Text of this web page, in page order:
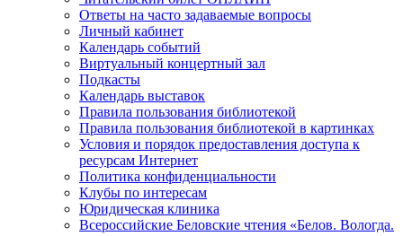
Ответы на часто задаваемые вопросы
Личный кабинет
Календарь событий
Виртуальный концертный зал
Подкасты
Календарь выставок
Правила пользования библиотекой
Правила пользования библиотекой в картинках
Условия и порядок предоставления доступа к
ресурсам Интернет
Политика конфиденциальности
Клубы по интересам
Юридическая клиника
Всероссийские Беловские чтения «Белов. Вологда.